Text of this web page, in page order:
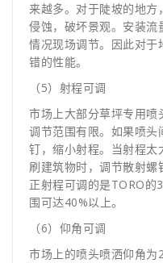
来越多。对于陡坡的地
侵蚀，破坏景观。安装
情况现场调节。因此对
错的性能。
（5）射程可调
市场上大部分草坪专用喷
调节范围有限。如果喷头
钉，缩小射程。当射程太
刷建筑物时，调节散射
正射程可调的是TORO
围可达40%以上。
（6）仰角可调
市场上的喷头喷洒仰角为